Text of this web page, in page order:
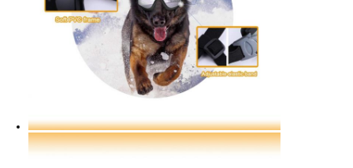
PRIVACY